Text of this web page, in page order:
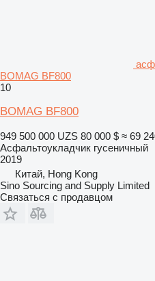
BOMAG BF800
10
BOMAG BF800
949 500 000 UZS 80 000 $ ≈ 69
Асфальтоукладчик гусеничный
2019
Китай, Hong Kong
Sino Sourcing and Supply Limited
Связаться с продавцом